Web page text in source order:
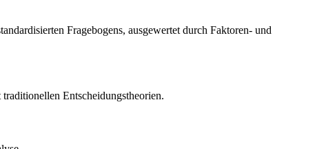
Fragebogens, ausgewertet durch Faktoren- und
Entscheidungstheorien.